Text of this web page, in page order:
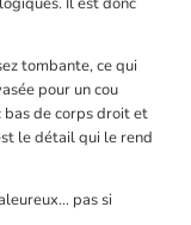
tombante, ce qui
pour un cou
bas de corps droit et
le détail qui le rend
pas si